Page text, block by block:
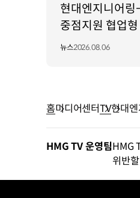
현대엔지니어링
중점지원 협업
품질 인재 육성 지
뉴스2026.08.06
홈미디어센터TV현대
HMG TV 운영팀HMG
위반